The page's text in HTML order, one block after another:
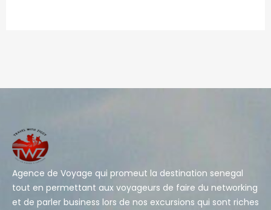
Agence de Voyage qui promeut la destination senegal
tout en permettant aux voyageurs de faire du networking
et de parler business lors de nos excursions qui sont riches